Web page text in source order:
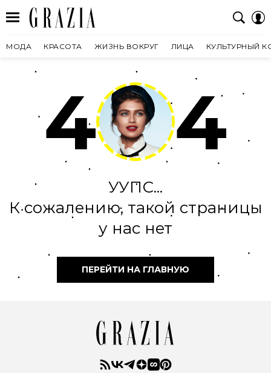
МОДА КРАСОТА ЖИЗНЬ ВОКРУГ ЛИЦА КУЛЬТУРНЫЙ
4 4
УУПС...
К сожалению, такой страницы
у нас нет
ПЕРЕЙТИ НА ГЛАВНУЮ